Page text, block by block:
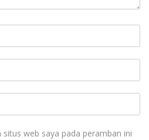
web saya pada peramban ini